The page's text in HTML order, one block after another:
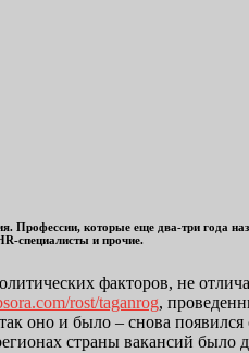
Профессии, которые еще два-три
специалисты и прочие.
факторов, не
rost/taganrog,
оно и было – снова
страны вакансий было